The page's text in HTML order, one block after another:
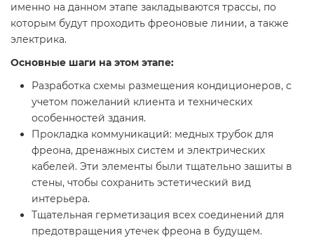
именно на данном этапе закладываются трассы, по
которым будут проходить фреоновые линии, а также
электрика.
Основные шаги на этом этапе:
Разработка схемы размещения кондиционеров, с
учетом пожеланий клиента и технических
особенностей здания.
Прокладка коммуникаций: медных трубок для
фреона, дренажных систем и электрических
кабелей. Эти элементы были тщательно зашиты в
стены, чтобы сохранить эстетический вид
интерьера.
Тщательная герметизация всех соединений для
предотвращения утечек фреона в будущем.